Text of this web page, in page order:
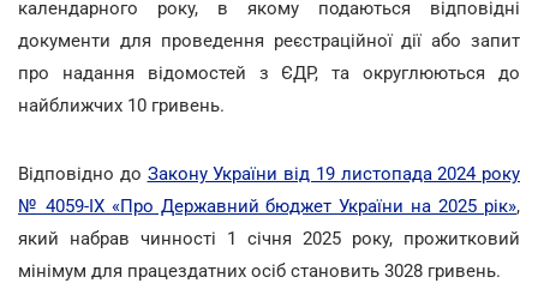
календарного року, в якому подаються відповідні
документи для проведення реєстраційної дії або запит
про надання відомостей з ЄДР, та округлюються до
найближчих 10 гривень.
Відповідно до Закону України від 19 листопада 2024 року
№ 4059-IX «Про Державний бюджет України на 2025 рік»,
який набрав чинності 1 січня 2025 року, прожитковий
мінімум для працездатних осіб становить 3028 гривень.